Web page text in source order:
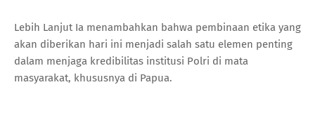
Lebih Lanjut Ia menambahkan bahwa pembinaan etika yang
akan diberikan hari ini menjadi salah satu elemen penting
dalam menjaga kredibilitas institusi Polri di mata
masyarakat, khususnya di Papua.